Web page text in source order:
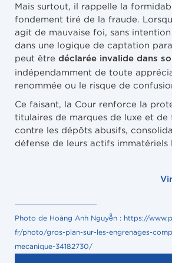
Mais surtout, il rappelle la
fondement tiré de la fraude.
agit de mauvaise foi, sans intention
dans une logique de captation
peut être déclarée invalide dans
indépendamment de toute
renommée ou le risque de
Ce faisant, la Cour renforce la
titulaires de marques de luxe et
contre les dépôts abusifs,
défense de leurs actifs immatériels
Photo de Hoàng Anh Nguyễn : https://
fr/photo/gros-plan-sur-les-engrenages-
mecanique-34182730/